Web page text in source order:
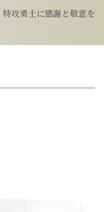
特攻勇士に感謝と敬意を